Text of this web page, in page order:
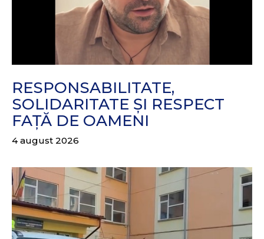
RESPONSABILITATE,
SOLIDARITATE ȘI RESPECT
FAȚĂ DE OAMENI
4 august 2026